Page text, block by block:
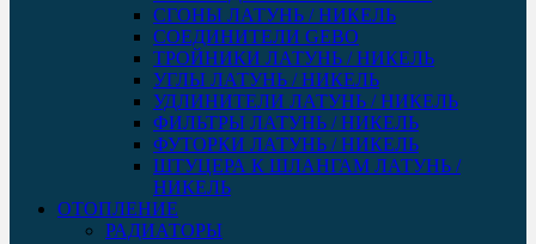
СГОНЫ ЛАТУНЬ / НИКЕЛЬ
СОЕДИНИТЕЛИ GEBO
ТРОЙНИКИ ЛАТУНЬ / НИКЕЛЬ
УГЛЫ ЛАТУНЬ / НИКЕЛЬ
УДЛИНИТЕЛИ ЛАТУНЬ / НИКЕЛЬ
ФИЛЬТРЫ ЛАТУНЬ / НИКЕЛЬ
ФУТОРКИ ЛАТУНЬ / НИКЕЛЬ
ШТУЦЕРА К ШЛАНГАМ ЛАТУНЬ /
НИКЕЛЬ
ОТОПЛЕНИЕ
РАДИАТОРЫ